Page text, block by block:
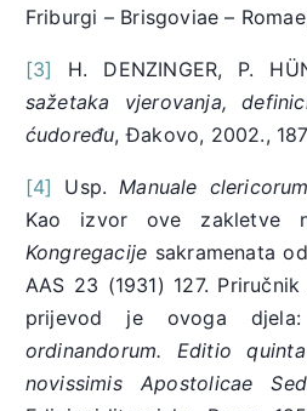
Friburgi – Brisgoviae –
[3] H. DENZINGER, P.
sažetaka vjerovanja,
ćudoređu, Đakovo, 2002.,
[4] Usp. Manuale
Kao izvor ove zakletve
Kongregacije sakramenata
AAS 23 (1931) 127.
prijevod je ovoga
ordinandorum. Editio
novissimis Apostolicae